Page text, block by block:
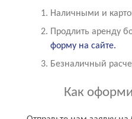
Наличными и
Продлить аренду
форму на сайте.
Безналичный
Как